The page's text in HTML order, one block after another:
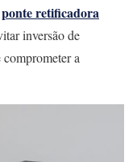
ponte retificadora
inversão de
a